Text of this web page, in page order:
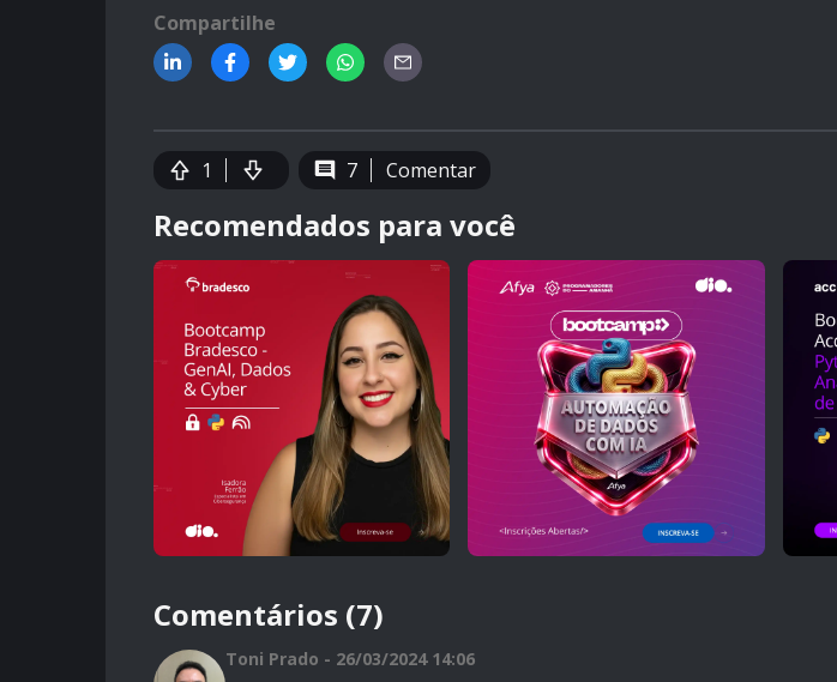
Compartilhe
1 7 Comentar
Recomendados para você
Comentários (7)
Toni Prado - 26/03/2024 14:06